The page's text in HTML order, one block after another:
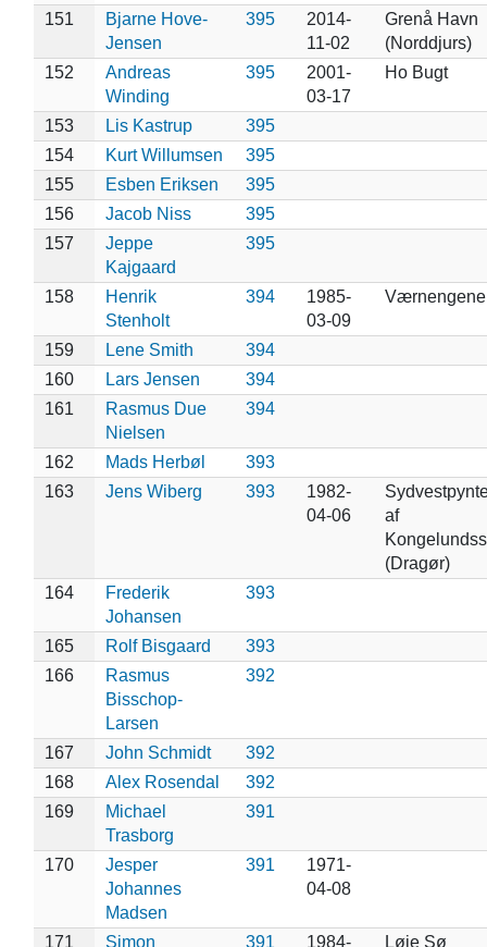
151
Bjarne Hove-
Jensen
395
2014-
11-02
Grenå Havn
(Norddjurs)
152
Andreas
Winding
395
2001-
03-17
Ho Bugt
153 Lis Kastrup
395
154
Kurt Willumsen
395
155
Esben Eriksen
395
156
Jacob Niss
395
157
Jeppe
Kajgaard
395
158
Henrik
Stenholt
394
1985-
03-09
Værnengene
159 Lene Smith
394
160
Lars Jensen
394
161
Rasmus Due
Nielsen
394
162 Mads Herbøl
393
163
Jens Wiberg 393
1982-
04-06
af
(Dragør)
164
Frederik
Johansen
393
165 Rolf Bisgaard
393
166
Rasmus
Bisschop-
Larsen
392
167 John Schmidt
392
168
Alex Rosendal
392
169
Michael
Trasborg
391
170
Jesper
Johannes
Madsen
391
1971-
04-08
171 Simon 391 1984- Løje Sø